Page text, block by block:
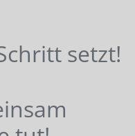
setzt!